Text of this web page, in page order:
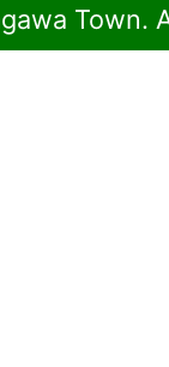
Town.